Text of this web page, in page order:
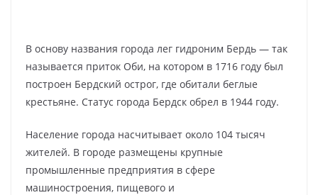
В основу названия города лег гидроним Бердь — так
называется приток Оби, на котором в 1716 году был
построен Бердский острог, где обитали беглые
крестьяне. Статус города Бердск обрел в 1944 году.
Население города насчитывает около 104 тысяч
жителей. В городе размещены крупные
промышленные предприятия в сфере
машиностроения, пищевого и